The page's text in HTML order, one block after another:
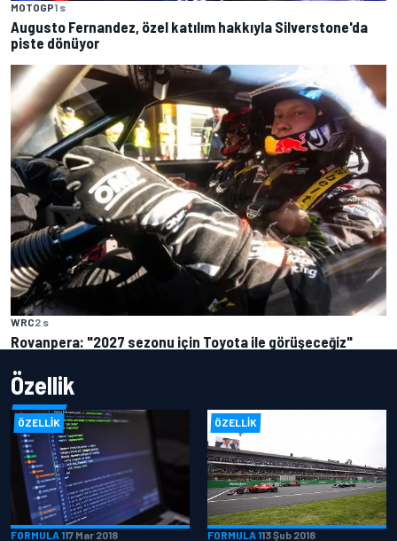
MOTOGP1 s
Augusto Fernandez, özel katılım hakkıyla Silverstone'da
piste dönüyor
WRC2 s
Rovanpera: "2027 sezonu için Toyota ile görüşeceğiz"
Özellik
ÖZELLIK
FORMULA 117 Mar 2018
ÖZELLIK
FORMULA 113 Şub 2018